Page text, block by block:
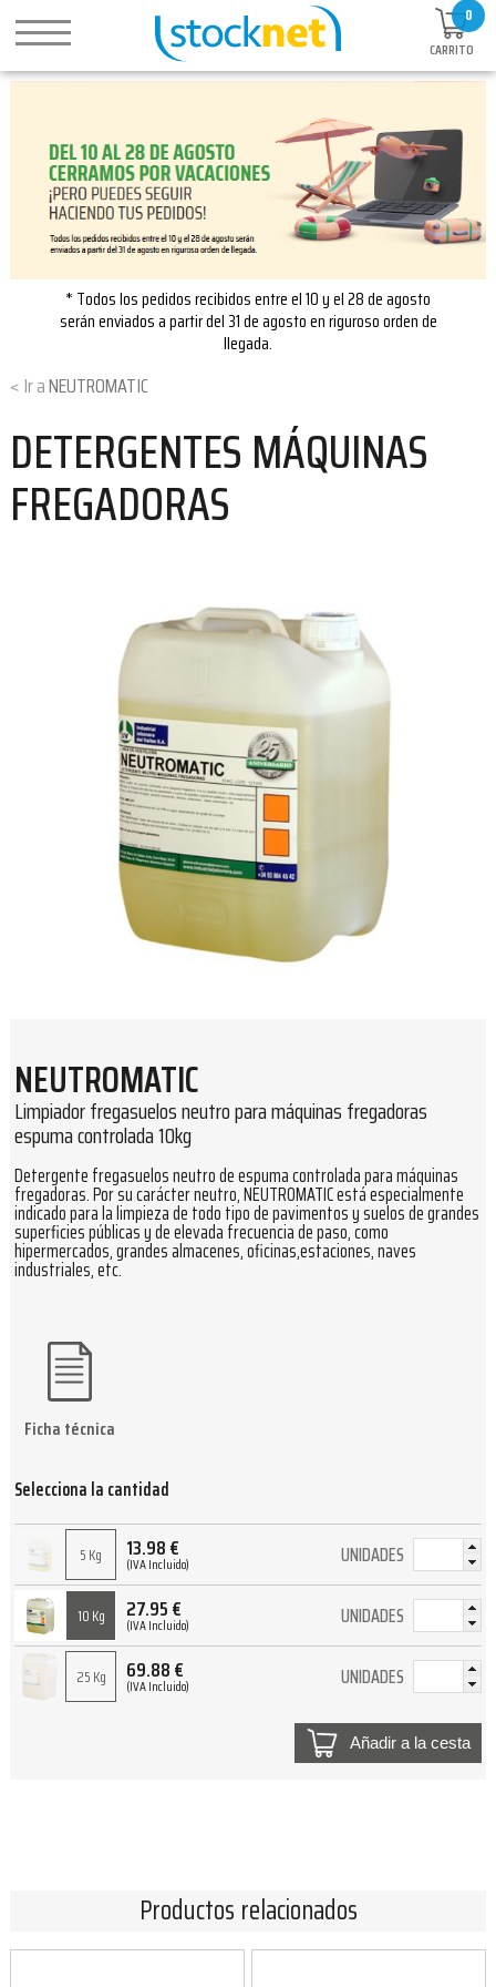
0
CARRITO
* Todos los pedidos recibidos entre el 10 y el 28 de agosto
serán enviados a partir del 31 de agosto en riguroso orden de
llegada.
NEUTROMATIC
DETERGENTES MÁQUINAS
FREGADORAS
NEUTROMATIC
Limpiador fregasuelos neutro para máquinas fregadoras
espuma controlada 10kg
Detergente fregasuelos neutro de espuma controlada para máquinas
fregadoras. Por su carácter neutro, NEUTROMATIC está especialmente
indicado para la limpieza de todo tipo de pavimentos y suelos de grandes
superficies públicas y de elevada frecuencia de paso, como
hipermercados, grandes almacenes, oficinas,estaciones, naves
industriales, etc.
Selecciona la cantidad
5 Kg 13.98€
(IVA Incluido) UNIDADES
10 Kg 27.95€
(IVA Incluido) UNIDADES
25 Kg 69.88€
(IVA Incluido) UNIDADES
Añadir a la cesta
Ficha técnica
Productos relacionados